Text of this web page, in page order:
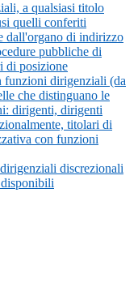
a qualsiasi titolo
quelli conferiti
dall'organo di indirizzo
pubbliche di
di posizione
funzioni dirigenziali (da
che distinguano le
dirigenti, dirigenti
titolari di
con funzioni
discrezionali